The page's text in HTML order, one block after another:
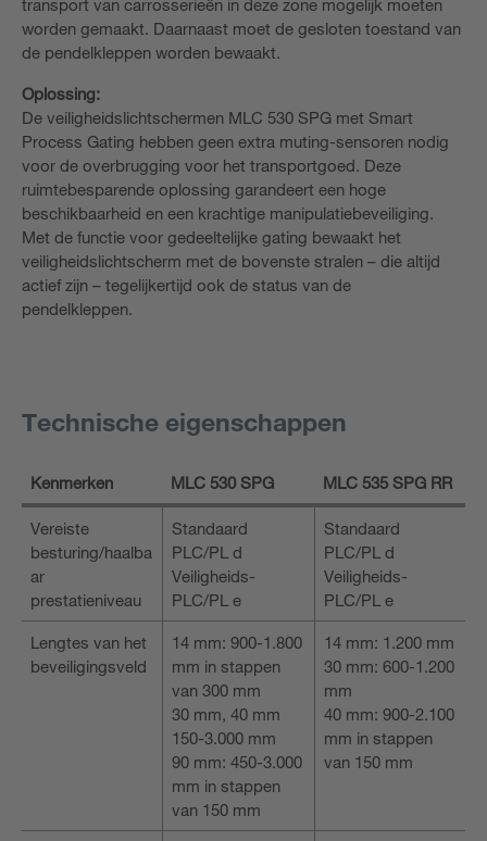
transport van carrosserieën in deze zone mogelijk moeten
worden gemaakt. Daarnaast moet de gesloten toestand van
de pendelkleppen worden bewaakt.
Oplossing:
De veiligheidslichtschermen MLC 530 SPG met Smart
Process Gating hebben geen extra muting-sensoren nodig
voor de overbrugging voor het transportgoed. Deze
ruimtebesparende oplossing garandeert een hoge
beschikbaarheid en een krachtige manipulatiebeveiliging.
Met de functie voor gedeeltelijke gating bewaakt het
veiligheidslichtscherm met de bovenste stralen – die altijd
actief zijn – tegelijkertijd ook de status van de
pendelkleppen.
Technische eigenschappen
Kenmerken MLC 530 SPG MLC 535 SPG RR
Vereiste
besturing/haalba
ar
prestatieniveau
Standaard
PLC/PL d
Veiligheids-
PLC/PL e
Standaard
PLC/PL d
Veiligheids-
PLC/PL e
Lengtes van het
beveiligingsveld
14 mm: 900-1.800
mm in stappen
van 300 mm
30 mm, 40 mm
150-3.000 mm
90 mm: 450-3.000
mm in stappen
van 150 mm
14 mm: 1.200 mm
30 mm: 600-1.200
mm
40 mm: 900-2.100
mm in stappen
van 150 mm